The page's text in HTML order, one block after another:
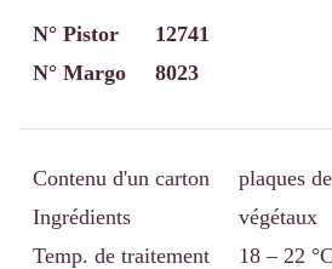
N° Pistor
12741
N° Margo
8023
Contenu d'un carton
plaques
Ingrédients
végétaux
Temp. de traitement
18 – 22 °C